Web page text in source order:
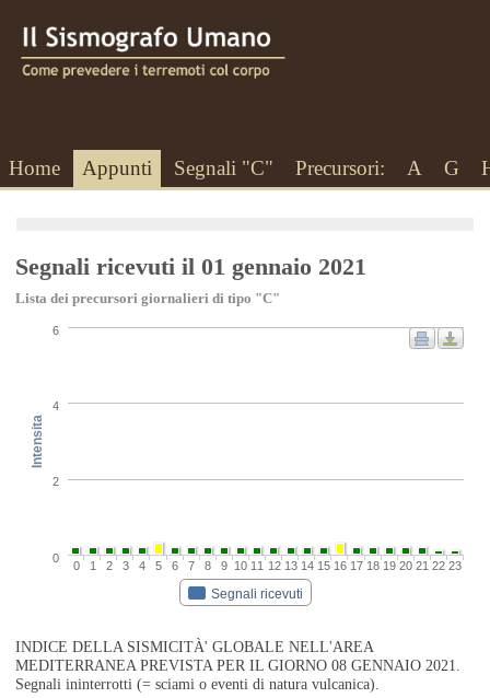
Home Appunti Segnali "C" Precursori: A G
Segnali ricevuti il 01 gennaio 2021
Lista dei precursori giornalieri di tipo "C"
Intensita
Segnali ricevuti
0 1 2 3 4 5 6 7 8 9 10 11 12 13 14 15 16 17 18 19 20 21 22 23
0
2
4
6
INDICE DELLA SISMICITÀ' GLOBALE NELL'AREA
MEDITERRANEA PREVISTA PER IL GIORNO 08 GENNAIO 2021.
Segnali ininterrotti (= sciami o eventi di natura vulcanica).